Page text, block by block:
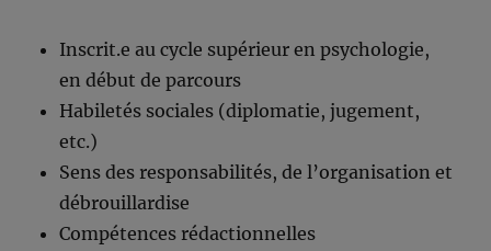
Inscrit.e au cycle supérieur en psychologie,
en début de parcours
Habiletés sociales (diplomatie, jugement,
etc.)
Sens des responsabilités, de l’organisation et
débrouillardise
Compétences rédactionnelles